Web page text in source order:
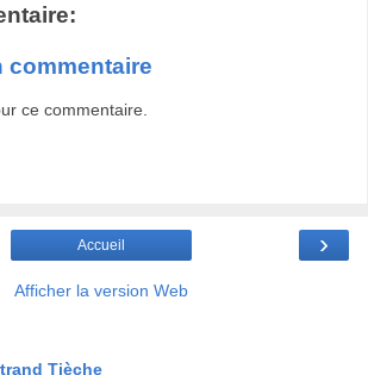
commentaire
ce commentaire.
›
Accueil
Afficher la version Web
Tièche